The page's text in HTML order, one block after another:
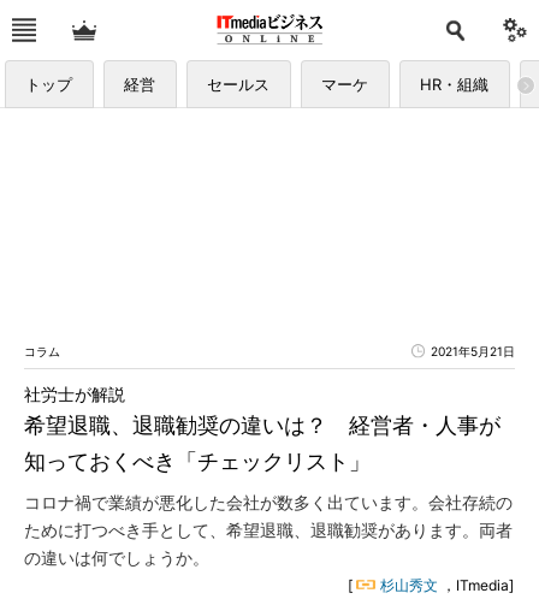
トップ 経営 セールス マーケ HR・組織
コラム 2021年5月21日
希望退職、退職勧奨の違いは？ 経営者・人事が
知っておくべき「チェックリスト」
社労士が解説
コロナ禍で業績が悪化した会社が数多く出ています。会社存続の
ために打つべき手として、希望退職、退職勧奨があります。両者
の違いは何でしょうか。
[ 杉山秀文 ，ITmedia]